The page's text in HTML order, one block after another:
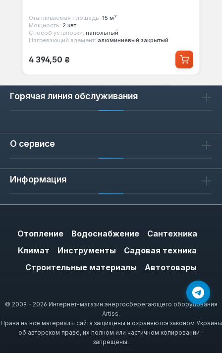
Отапливаемая площадь: 15 м²
Мощность: 2 квт
Способ установки: напольный
Нагревающий элемент: алюминиевый закрытый
Обычная цена:
4 394,50 ₴
Горячая линия обслуживания
О сервисе
Информация
Отопление Водоснабжение
Сантехника
Климат
Инструменты
Садовая техника
Строительные материалы
Автотовары
© 2009 - 2026 Интернет-магазин энергосберегающего оборудования
Artiss.
Права на все материалы сайта защищены и охраняются законом Украины
об авторском праве, их полном или частичном копировании –
запрещены.